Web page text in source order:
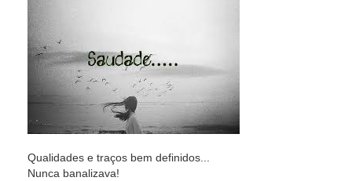
Qualidades e traços bem definidos...
Nunca banalizava!